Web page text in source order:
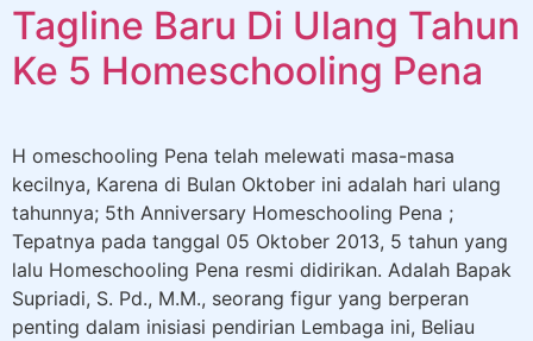
Tagline Baru Di Ulang Tahun
Ke 5 Homeschooling Pena
H omeschooling Pena telah melewati masa-masa
kecilnya, Karena di Bulan Oktober ini adalah hari ulang
tahunnya; 5th Anniversary Homeschooling Pena ;
Tepatnya pada tanggal 05 Oktober 2013, 5 tahun yang
lalu Homeschooling Pena resmi didirikan. Adalah Bapak
Supriadi, S. Pd., M.M., seorang figur yang berperan
penting dalam inisiasi pendirian Lembaga ini, Beliau